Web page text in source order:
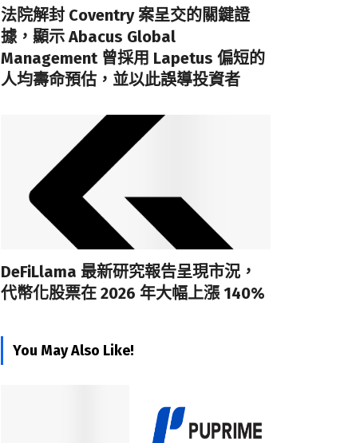
法院解封 Coventry 案呈交的關鍵證
據，顯示 Abacus Global
Management 曾採用 Lapetus 偏短的
人均壽命預估，並以此誤導投資者
DeFiLlama 最新研究報告呈現市況，
代幣化股票在 2026 年大幅上漲 140%
You May Also Like!